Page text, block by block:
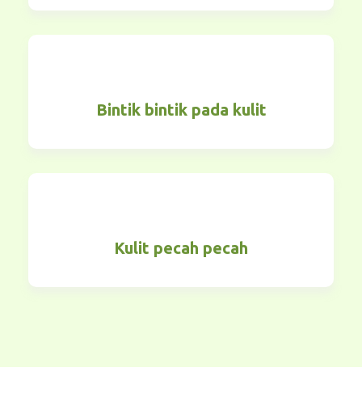
Bintik bintik pada kulit
Kulit pecah pecah